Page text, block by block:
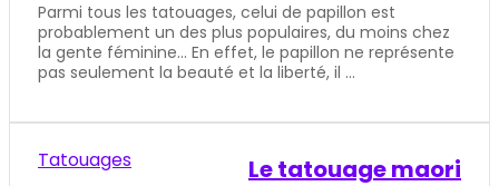
Parmi tous les tatouages, celui de papillon est
probablement un des plus populaires, du moins chez
la gente féminine... En effet, le papillon ne représente
pas seulement la beauté et la liberté, il ...
Tatouages Le tatouage maori